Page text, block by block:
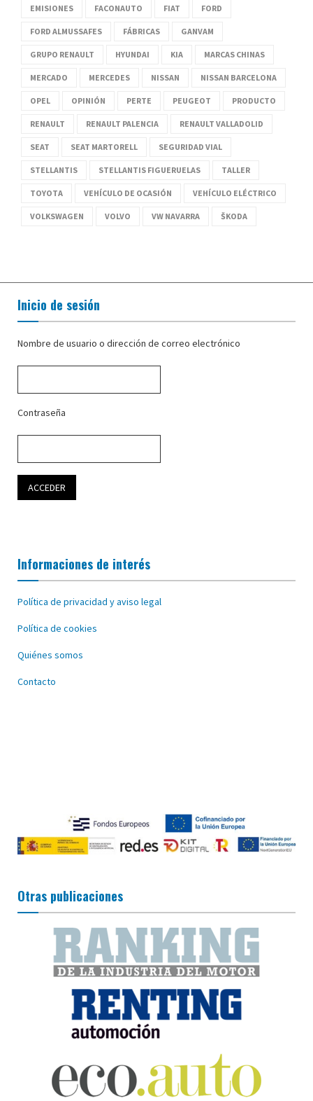
EMISIONES FACONAUTO FIAT FORD
FORD ALMUSSAFES FÁBRICAS GANVAM
GRUPO RENAULT HYUNDAI KIA MARCAS CHINAS
MERCADO MERCEDES NISSAN NISSAN BARCELONA
OPEL OPINIÓN PERTE PEUGEOT PRODUCTO
RENAULT RENAULT PALENCIA RENAULT VALLADOLID
SEAT SEAT MARTORELL SEGURIDAD VIAL
STELLANTIS STELLANTIS FIGUERUELAS TALLER
TOYOTA VEHÍCULO DE OCASIÓN VEHÍCULO ELÉCTRICO
VOLKSWAGEN VOLVO VW NAVARRA ŠKODA
Inicio de sesión
Nombre de usuario o dirección de correo electrónico
Contraseña
Informaciones de interés
Política de privacidad y aviso legal
Política de cookies
Quiénes somos
Contacto
Otras publicaciones